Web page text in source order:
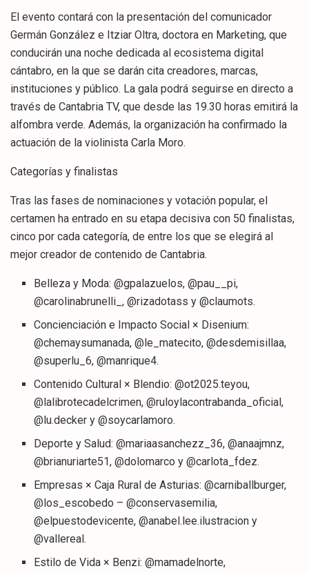
El evento contará con la presentación del comunicador
Germán González e Itziar Oltra, doctora en Marketing, que
conducirán una noche dedicada al ecosistema digital
cántabro, en la que se darán cita creadores, marcas,
instituciones y público. La gala podrá seguirse en directo a
través de Cantabria TV, que desde las 19.30 horas emitirá la
alfombra verde. Además, la organización ha confirmado la
actuación de la violinista Carla Moro.
Categorías y finalistas
Tras las fases de nominaciones y votación popular, el
certamen ha entrado en su etapa decisiva con 50 finalistas,
cinco por cada categoría, de entre los que se elegirá al
mejor creador de contenido de Cantabria.
Belleza y Moda: @gpalazuelos, @pau__pi,
@carolinabrunelli_, @rizadotass y @claumots.
Concienciación e Impacto Social × Disenium:
@chemaysumanada, @le_matecito, @desdemisillaa,
@superlu_6, @manrique4.
Contenido Cultural × Blendio: @ot2025.teyou,
@lalibrotecadelcrimen, @ruloylacontrabanda_oficial,
@lu.decker y @soycarlamoro.
Deporte y Salud: @mariaasanchezz_36, @anaajmnz,
@brianuriarte51, @dolomarco y @carlota_fdez.
Empresas × Caja Rural de Asturias: @carniballburger,
@los_escobedo – @conservasemilia,
@elpuestodevicente, @anabel.lee.ilustracion y
@vallereal.
Estilo de Vida × Benzi: @mamadelnorte,